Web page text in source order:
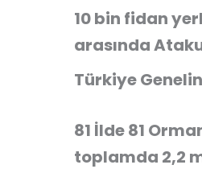
10 bin fidan
arasında
Türkiye
81 İlde 81
toplamda 2,2